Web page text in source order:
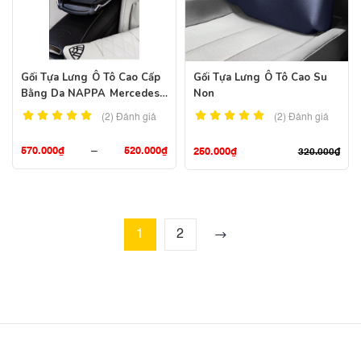
Gối Tựa Lưng Ô Tô Cao Cấp
Bằng Da NAPPA Mercedes
Maybach Pullman
(2)Đánh giá
520.000₫
–
570.000₫
Gối Tựa Lưng Ô Tô Cao Su
Non
(2)Đánh giá
320.000₫
250.000₫
1 2